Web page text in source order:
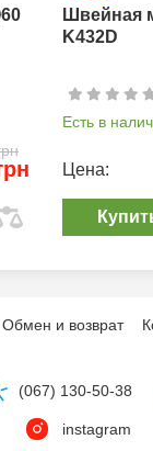
Швейная
K432D
Есть в
Цена:
Обмен и возврат
(067) 130-50-38
instagram